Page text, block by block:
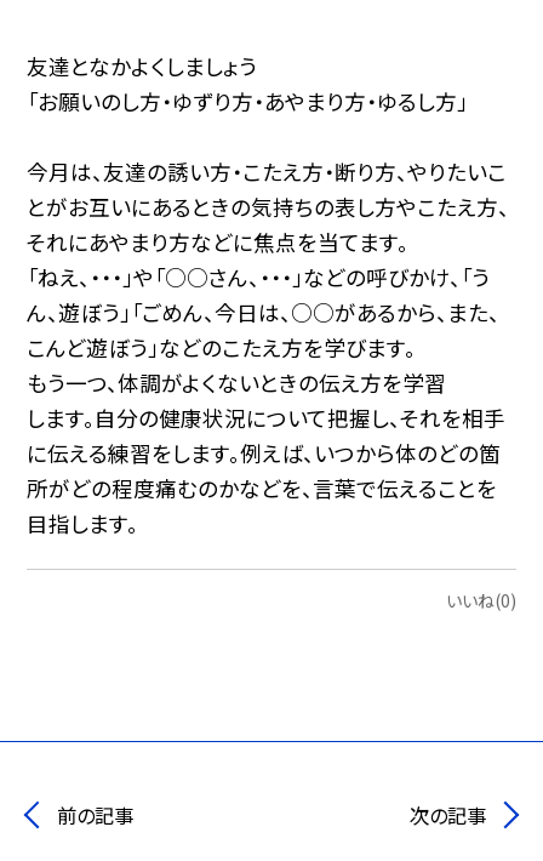
友達となかよくしましょう
「お願いのし方・ゆずり方・あやまり方・ゆるし方」
今月は、友達の誘い方・こたえ方・断り方、やりたいこ
とがお互いにあるときの気持ちの表し方やこたえ方、
それにあやまり方などに焦点を当てます。
「ねえ、・・・」や「○○さん、・・・」などの呼びかけ、「う
ん、遊ぼう」「ごめん、今日は、○○があるから、また、
こんど遊ぼう」などのこたえ方を学びます。
もう一つ、体調がよくないときの伝え方を学習
します。自分の健康状況について把握し、それを相手
に伝える練習をします。例えば、いつから体のどの箇
所がどの程度痛むのかなどを、言葉で伝えることを
目指します。
いいね(0)
前の記事 次の記事